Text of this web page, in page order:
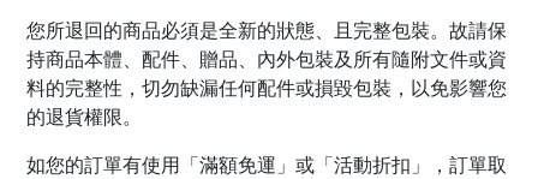
您所退回的商品必須是全新的狀態、且完整包裝。故請保
持商品本體、配件、贈品、內外包裝及所有隨附文件或資
料的完整性，切勿缺漏任何配件或損毀包裝，以免影響您
的退貨權限。
如您的訂單有使用「滿額免運」或「活動折扣」，訂單取